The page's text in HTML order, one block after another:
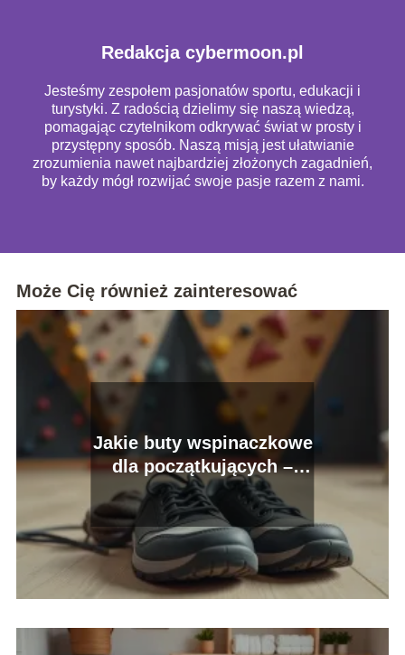
Redakcja cybermoon.pl
Jesteśmy zespołem pasjonatów sportu, edukacji i
turystyki. Z radością dzielimy się naszą wiedzą,
pomagając czytelnikom odkrywać świat w prosty i
przystępny sposób. Naszą misją jest ułatwianie
zrozumienia nawet najbardziej złożonych zagadnień,
by każdy mógł rozwijać swoje pasje razem z nami.
Może Cię również zainteresować
Jakie buty wspinaczkowe
dla początkujących –
przewodnik